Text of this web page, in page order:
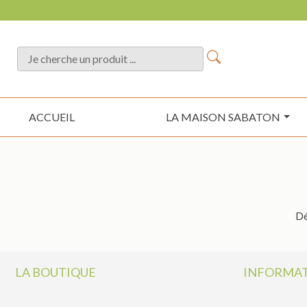
ACCUEIL LA MAISON SABATON
LA BOUTIQUE